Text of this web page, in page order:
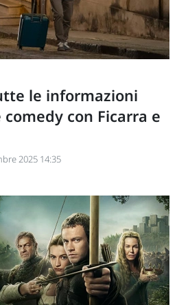
le informazioni
con Ficarra e
2025 14:35